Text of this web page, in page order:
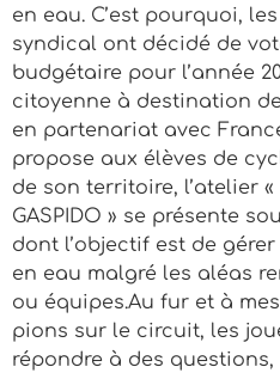
en eau. C’est pourquoi,
syndical ont décidé de
budgétaire pour l’année
citoyenne à destination
en partenariat avec
propose aux élèves de
de son territoire, l’atelier «
GASPIDO » se présente
dont l’objectif est de
en eau malgré les aléas
ou équipes.Au fur et à
pions sur le circuit, les
répondre à des